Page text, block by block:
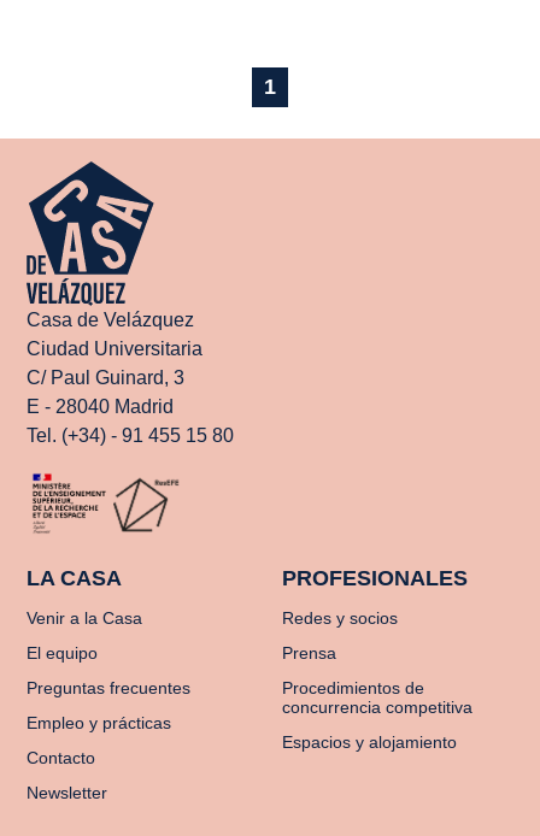
1
Casa de Velázquez
Ciudad Universitaria
C/ Paul Guinard, 3
E - 28040 Madrid
Tel. (+34) - 91 455 15 80
LA CASA
Venir a la Casa
El equipo
Preguntas frecuentes
Empleo y prácticas
Contacto
Newsletter
PROFESIONALES
Redes y socios
Prensa
Procedimientos de
concurrencia competitiva
Espacios y alojamiento